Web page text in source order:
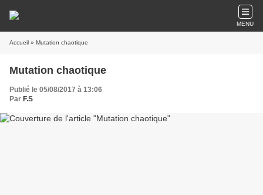
MENU
Accueil » Mutation chaotique
Mutation chaotique
Publié le 05/08/2017 à 13:06
Par F.S